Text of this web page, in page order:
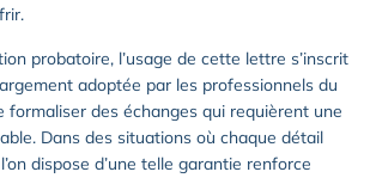
probatoire, l’usage de cette lettre s’inscrit
adoptée par les professionnels du
formaliser des échanges qui requièrent une
Dans des situations où chaque détail
dispose d’une telle garantie renforce